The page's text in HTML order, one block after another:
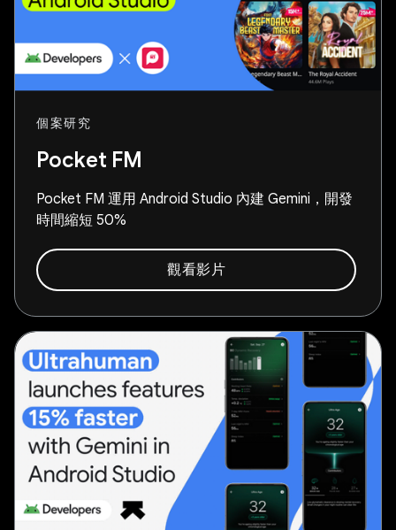
個案研究
Pocket FM
Pocket FM 運用 Android Studio 內建 Gemini，開發
時間縮短 50%
觀看影片